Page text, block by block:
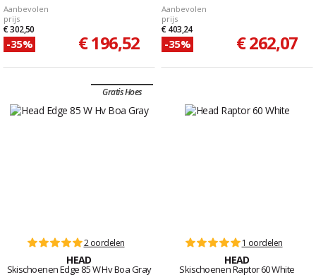
Aanbevolen
prijs
€ 302,50
-35% € 196,52
Aanbevolen
prijs
€ 403,24
-35% € 262,07
Gratis Hoes
2 oordelen
HEAD
Skischoenen Edge 85 W Hv Boa Gray
1 oordelen
HEAD
Skischoenen Raptor 60 White